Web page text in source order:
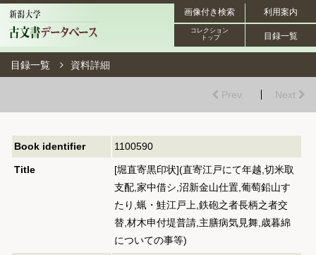
利用案内
画像付き検索
目録一覧
コレクション
トップ
目録一覧 資料詳細
Prev. Next
Book identifier 1100590
Title
[堀直寄黒印状](直寄江戸にて年越,切米取
支配,家中借シ,沼新金山仕置,葡萄鉛山す
たり,蝋・鮭江戸上,鉄砲之者長柄之者交
替,材木申付堤普請,主膳病気見舞,歳暮綿
についての事等)